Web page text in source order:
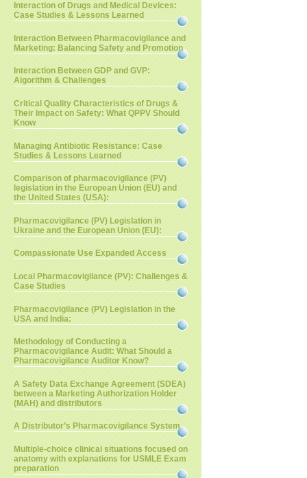
Interaction of Drugs and Medical Devices:
Case Studies & Lessons Learned
Interaction Between Pharmacovigilance and
Marketing: Balancing Safety and Promotion
Interaction Between GDP and GVP:
Algorithm & Challenges
Critical Quality Characteristics of Drugs &
Their Impact on Safety: What QPPV Should
Know
Managing Antibiotic Resistance: Case
Studies & Lessons Learned
Comparison of pharmacovigilance (PV)
legislation in the European Union (EU) and
the United States (USA):
Pharmacovigilance (PV) Legislation in
Ukraine and the European Union (EU):
Compassionate Use Expanded Access
Local Pharmacovigilance (PV): Challenges &
Case Studies
Pharmacovigilance (PV) Legislation in the
USA and India:
Methodology of Conducting a
Pharmacovigilance Audit: What Should a
Pharmacovigilance Auditor Know?
A Safety Data Exchange Agreement (SDEA)
between a Marketing Authorization Holder
(MAH) and distributors
A Distributor’s Pharmacovigilance System
Multiple-choice clinical situations focused on
anatomy with explanations for USMLE Exam
preparation